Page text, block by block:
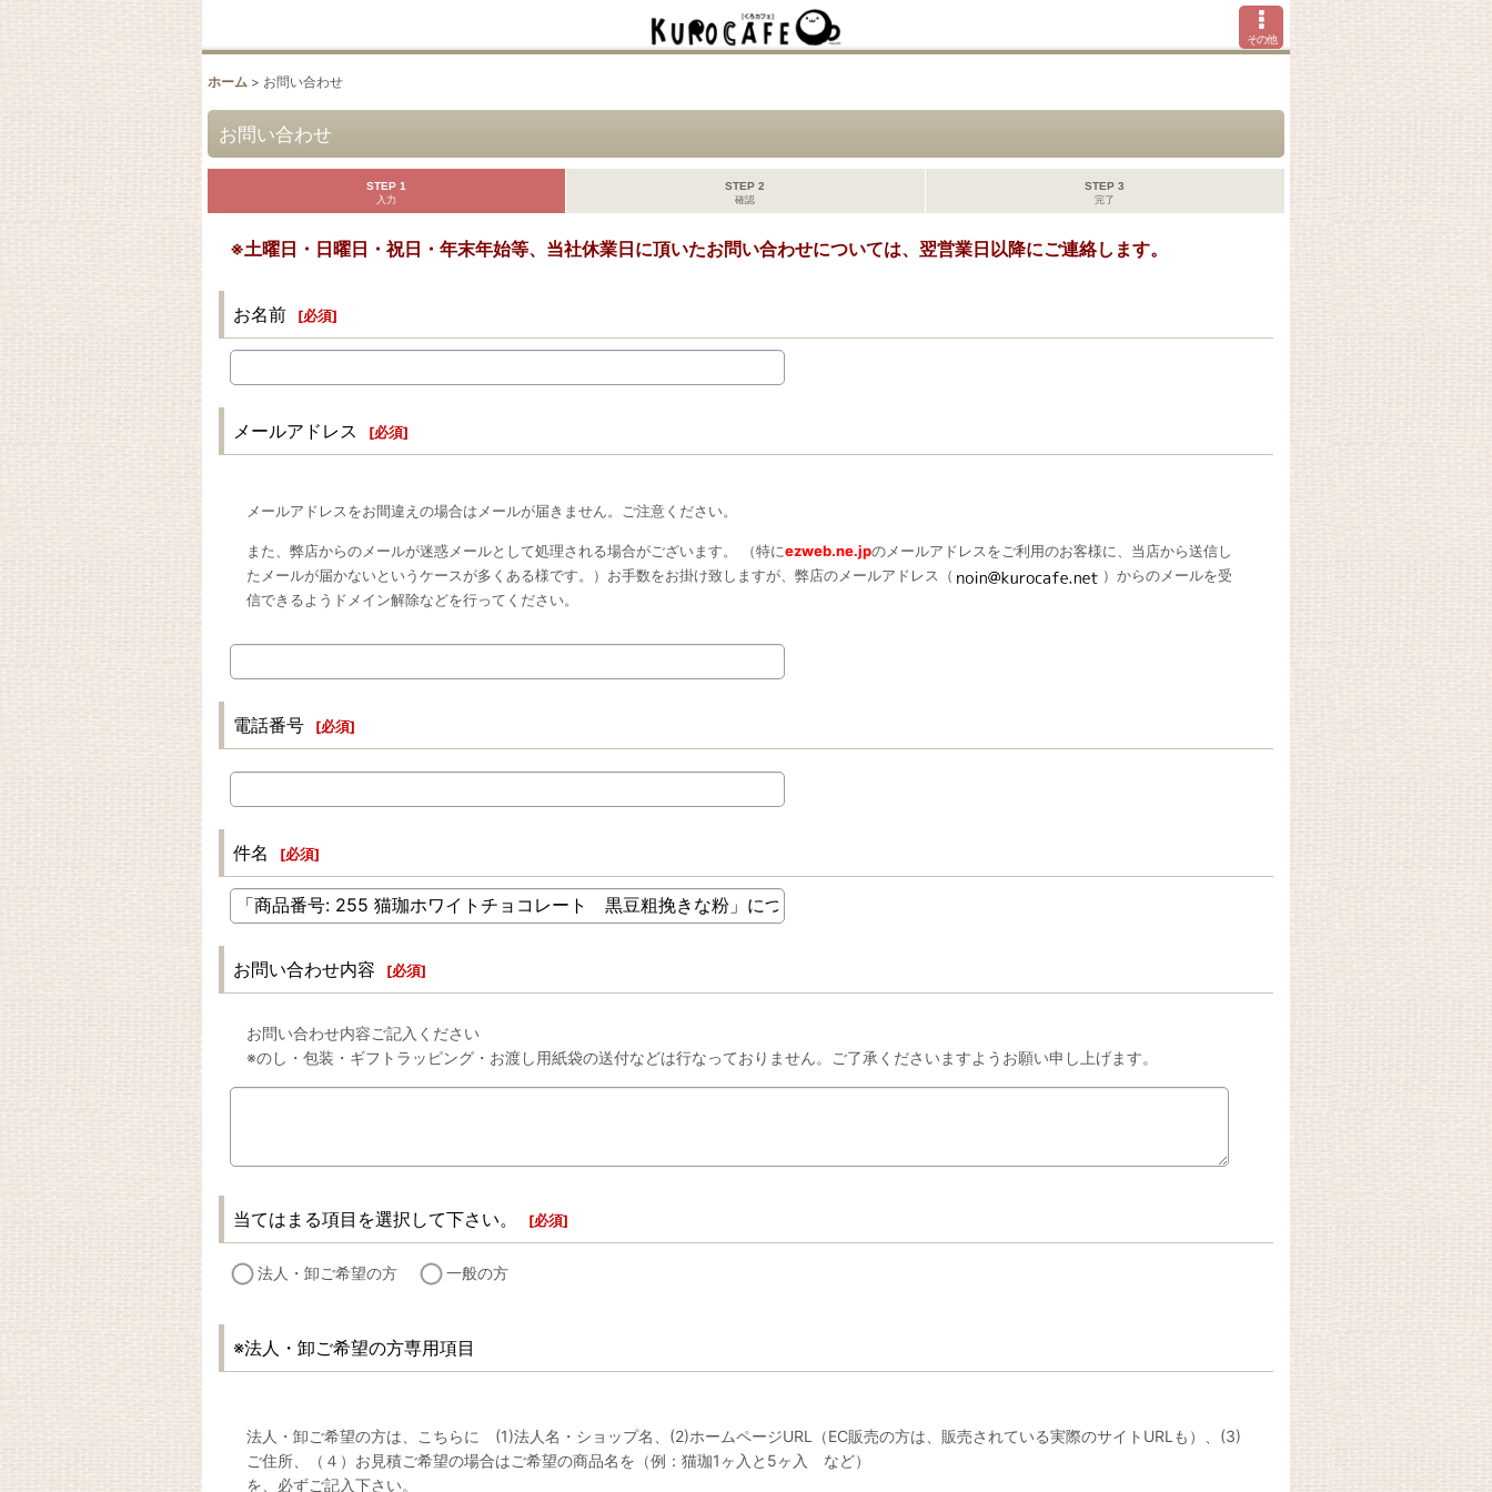
その他
ホーム > お問い合わせ
お問い合わせ
STEP 1
入力
STEP 2
確認
STEP 3
完了
※土曜日・日曜日・祝日・年末年始等、当社休業日に頂いたお問い合わせについては、翌営業日以降にご連絡します。
お名前 [必須]
メールアドレス [必須]
メールアドレスをお間違えの場合はメールが届きません。ご注意ください。
また、弊店からのメールが迷惑メールとして処理される場合がございます。 （特にezweb.ne.jpのメールアドレスをご利用のお客様に、当店から送信し
たメールが届かないというケースが多くある様です。）お手数をお掛け致しますが、弊店のメールアドレス（
）からのメールを受
信できるようドメイン解除などを行ってください。
電話番号 [必須]
件名 [必須]
お問い合わせ内容 [必須]
お問い合わせ内容ご記入ください
※のし・包装・ギフトラッピング・お渡し用紙袋の送付などは行なっておりません。ご了承くださいますようお願い申し上げます。
当てはまる項目を選択して下さい。 [必須]
法人・卸ご希望の方 一般の方
※法人・卸ご希望の方専用項目
法人・卸ご希望の方は、こちらに (1)法人名・ショップ名、(2)ホームページURL（EC販売の方は、販売されている実際のサイトURLも）、(3)
ご住所、（４）お見積ご希望の場合はご希望の商品名を（例：猫珈1ヶ入と5ヶ入 など）
を、必ずご記入下さい。